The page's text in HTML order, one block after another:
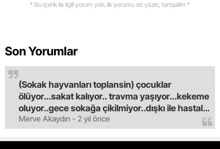
* Bu içerik ile ilgili yorum yok, ilk yorumu siz yazın, tartışalım *
Son Yorumlar
Merve Akaydın - 2 yıl önce
(Sokak hayvanları toplansin) çocuklar
ölüyor...sakat kalıyor.. travma yaşıyor...kekeme
oluyor..gece sokağa çikilmiyor..dışkı ile hastalık
saciyorlar.araba ve taksi olmadan eve
gldemiyoruz.artik bıktık.mama lobisinden para
alan tipler yüzünden bu vahşi hayvanlar